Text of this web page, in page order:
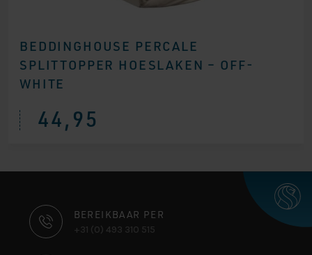
BEDDINGHOUSE PERCALE
SPLITTOPPER HOESLAKEN – OFF-
WHITE
44,95
CONTACT
INFORMATIE
BEREIKBAAR PER
+31 (0) 493 310 515